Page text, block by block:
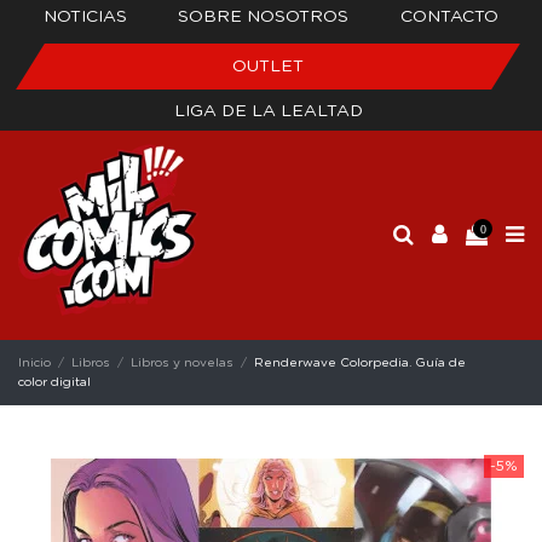
NOTICIAS SOBRE NOSOTROS CONTACTO
OUTLET
LIGA DE LA LEALTAD
0
Inicio Libros Libros y novelas
Renderwave Colorpedia. Guía de
color digital
-5%